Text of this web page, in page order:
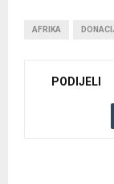
AFRIKA
PODIJELI